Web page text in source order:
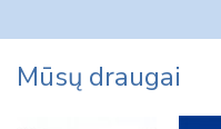
Mūsų draugai